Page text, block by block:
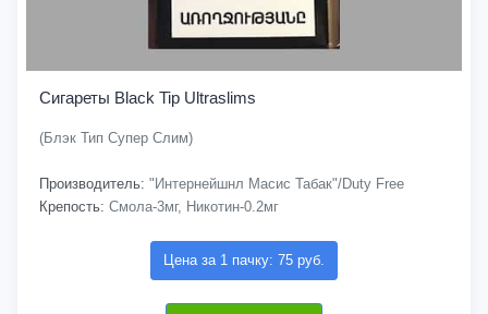
Сигареты Black Tip Ultraslims
(Блэк Тип Супер Слим)
Производитель: "Интернейшнл Масис Табак"/Duty Free
Крепость: Смола-3мг, Никотин-0.2мг
Цена за 1 пачку: 75 руб.